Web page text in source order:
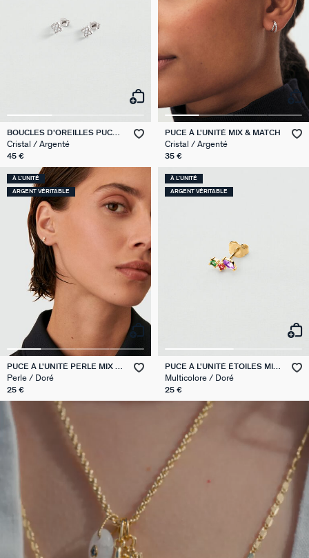
BOUCLES D'OREILLES PUCES
BELOVED
Cristal / Argenté
45 €
PUCE À L'UNITÉ MIX & MATCH
Cristal / Argenté
35 €
À L'UNITÉ
ARGENT VÉRITABLE
PUCE À L'UNITÉ PERLE MIX &
MATCH
Perle / Doré
25 €
À L'UNITÉ
ARGENT VÉRITABLE
PUCE À L'UNITÉ ÉTOILES MIX
& MATCH
Multicolore / Doré
25 €